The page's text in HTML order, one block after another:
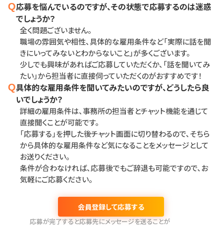
Q応募を悩んでいるのですが、その状態で応募するのは迷惑
でしょうか？
全く問題ございません。
職場の雰囲気や相性、具体的な雇用条件など「実際に話を聞
きにいってみないとわからないこと」が多くございます。
少しでも興味があればご応募していただくか、「話を聞いてみ
たい」から担当者に直接伺っていただくのがおすすめです！
Q具体的な雇用条件を聞いてみたいのですが、どうしたら良
いでしょうか？
詳細の雇用条件は、事務所の担当者とチャット機能を通じて
直接聞くことが可能です。
「応募する」を押した後チャット画面に切り替わるので、そちら
から具体的な雇用条件など気になることをメッセージとして
お送りください。
条件が合わなければ、応募後でもご辞退も可能ですので、お
気軽にご応募ください。
会員登録して応募する
応募が完了すると応募先にメッセージを送ることが